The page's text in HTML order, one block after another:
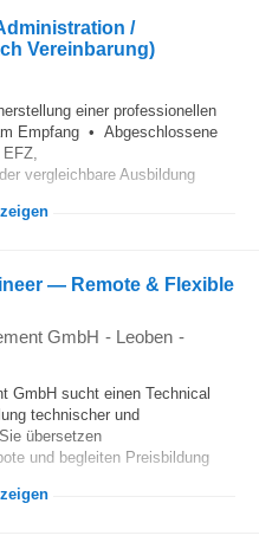
/
Vereinbarung)
einer professionellen
Empfang • Abgeschlossene
EFZ,
vergleichbare Ausbildung
— Remote & Flexible
GmbH - Leoben -
GmbH sucht einen Technical
technischer und
übersetzen
und begleiten Preisbildung